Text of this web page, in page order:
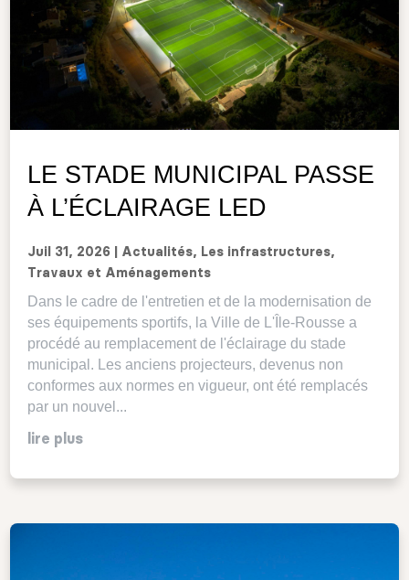
LE STADE MUNICIPAL PASSE
À L’ÉCLAIRAGE LED
Juil 31, 2026 Actualités, Les infrastructures,
Travaux et Aménagements
Dans le cadre de l'entretien et de la modernisation de
ses équipements sportifs, la Ville de L'Île-Rousse a
procédé au remplacement de l'éclairage du stade
municipal. Les anciens projecteurs, devenus non
conformes aux normes en vigueur, ont été remplacés
par un nouvel...
lire plus